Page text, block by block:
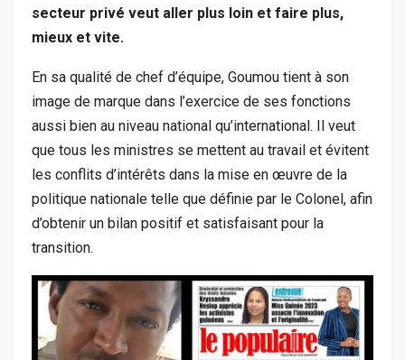
secteur privé veut aller plus loin et faire plus,
mieux et vite.
En sa qualité de chef d’équipe, Goumou tient à son
image de marque dans l’exercice de ses fonctions
aussi bien au niveau national qu’international. Il veut
que tous les ministres se mettent au travail et évitent
les conflits d’intérêts dans la mise en œuvre de la
politique nationale telle que définie par le Colonel, afin
d’obtenir un bilan positif et satisfaisant pour la
transition.